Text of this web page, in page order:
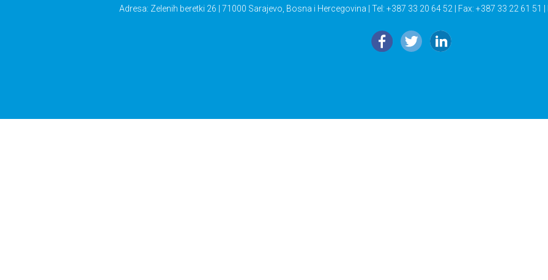
Adresa: Zelenih beretki 26 | 71000 Sarajevo, Bosna i Hercegovina | Tel: +387 33 20 64 52 | Fax: +387 33 22 61 51 |